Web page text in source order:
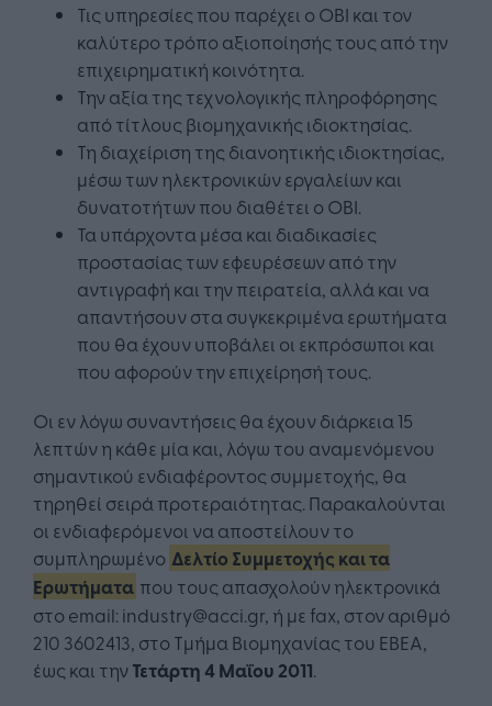
Τις υπηρεσίες που παρέχει ο ΟΒΙ και τον
καλύτερο τρόπο αξιοποίησής τους από την
επιχειρηματική κοινότητα.
Την αξία της τεχνολογικής πληροφόρησης
από τίτλους βιομηχανικής ιδιοκτησίας.
Τη διαχείριση της διανοητικής ιδιοκτησίας,
μέσω των ηλεκτρονικών εργαλείων και
δυνατοτήτων που διαθέτει ο ΟΒΙ.
Τα υπάρχοντα μέσα και διαδικασίες
προστασίας των εφευρέσεων από την
αντιγραφή και την πειρατεία, αλλά και να
απαντήσουν στα συγκεκριμένα ερωτήματα
που θα έχουν υποβάλει οι εκπρόσωποι και
που αφορούν την επιχείρησή τους.
Οι εν λόγω συναντήσεις θα έχουν διάρκεια 15
λεπτών η κάθε μία και, λόγω του αναμενόμενου
σημαντικού ενδιαφέροντος συμμετοχής, θα
τηρηθεί σειρά προτεραιότητας. Παρακαλούνται
οι ενδιαφερόμενοι να αποστείλουν το
συμπληρωμένο Δελτίο Συμμετοχής και τα
Ερωτήματα που τους απασχολούν ηλεκτρονικά
στο email: industry@acci.gr, ή με fax, στον αριθμό
210 3602413, στο Τμήμα Βιομηχανίας του ΕΒΕΑ,
έως και τηνΤετάρτη 4 Μαΐου 2011.